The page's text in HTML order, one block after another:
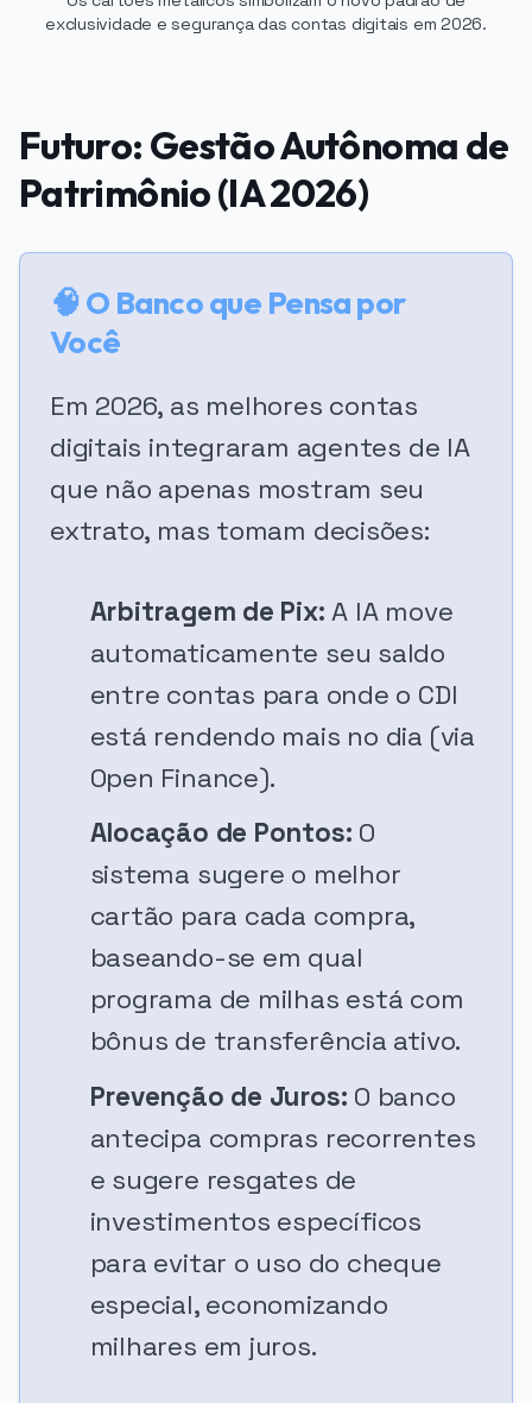
exclusividade e segurança das contas digitais em 2026.
Futuro: Gestão Autônoma de
Patrimônio (IA 2026)
🧠 O Banco que Pensa por
Você
Em 2026, as melhores contas
digitais integraram agentes de IA
que não apenas mostram seu
extrato, mas tomam decisões:
Arbitragem de Pix: A IA move
automaticamente seu saldo
entre contas para onde o CDI
está rendendo mais no dia (via
Open Finance).
Alocação de Pontos: O
sistema sugere o melhor
cartão para cada compra,
baseando-se em qual
programa de milhas está com
bônus de transferência ativo.
Prevenção de Juros: O banco
antecipa compras recorrentes
e sugere resgates de
investimentos específicos
para evitar o uso do cheque
especial, economizando
milhares em juros.